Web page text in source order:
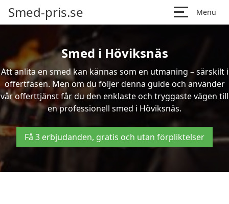
Smed-pris.se Menu
Smed i Höviksnäs
Att anlita en smed kan kännas som en utmaning – särskilt i
offertfasen. Men om du följer denna guide och använder
vår offerttjänst får du den enklaste och tryggaste vägen till
en professionell smed i Höviksnäs.
Få 3 erbjudanden, gratis och utan förpliktelser